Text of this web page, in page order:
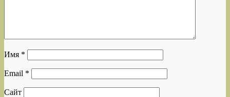
Имя *
Email *
Сайт